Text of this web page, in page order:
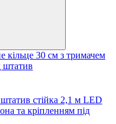
кільце 30 см з тримачем
штатив